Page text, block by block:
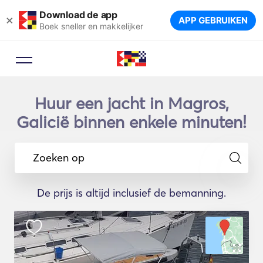
× Download de app
Boek sneller en makkelijker APP GEBRUIKEN
Huur een jacht in Magros,
Galicië binnen enkele minuten!
Zoeken op
De prijs is altijd inclusief de bemanning.